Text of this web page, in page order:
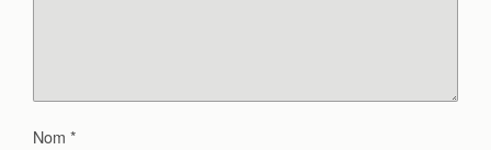
Nom *